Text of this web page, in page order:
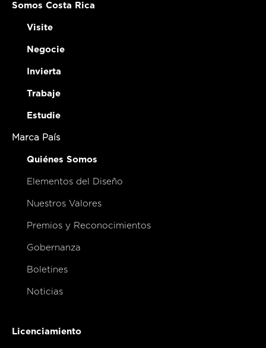
Somos Costa Rica
Visite
Negocie
Invierta
Trabaje
Estudie
Marca País
Quiénes Somos
Elementos del Diseño
Nuestros Valores
Premios y Reconocimientos
Gobernanza
Boletines
Noticias
Licenciamiento